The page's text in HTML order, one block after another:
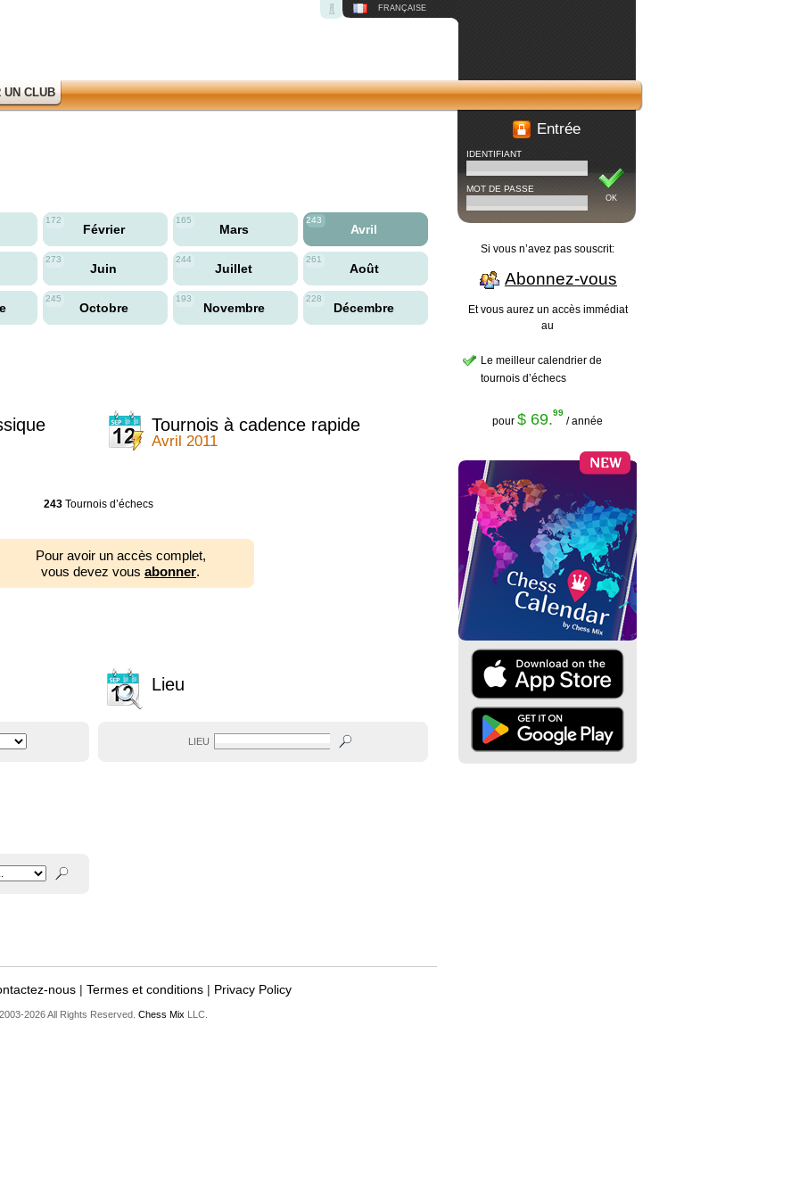
FRANÇAISE
UN CLUB
172
Février
165
Mars
243
Avril
273
Juin
244
Juillet
261
Août
245
Octobre
193
Novembre
228
Décembre
Tournois à cadence rapide
Avril 2011
243Tournois d’échecs
Pour avoir un accès complet,
vous devez vous abonner.
Lieu
LIEU
nous| Termes et conditions| Privacy Policy
2026 All Rights Reserved. Chess Mix LLC.
Entrée
OK
IDENTIFIANT
MOT DE PASSE
Si vous n’avez pas souscrit:
Abonnez-vous
Et vous aurez un accès immédiat
au
Le meilleur calendrier de
tournois d’échecs
pour $ 69.99
/ année